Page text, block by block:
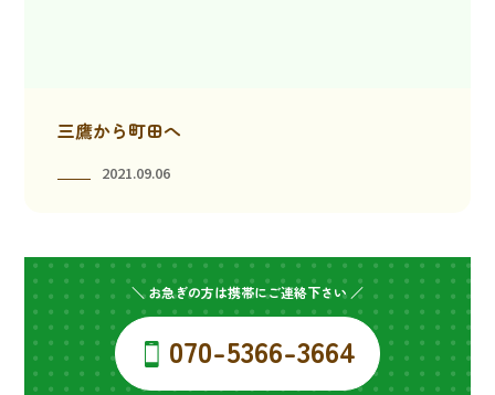
三鷹から町田へ
2021.09.06
＼ お急ぎの方は携帯にご連絡下さい ／
070-5366-3664